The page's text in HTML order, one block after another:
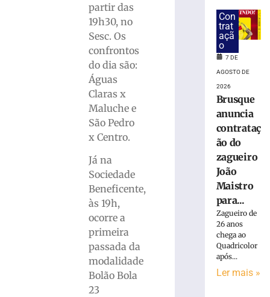
partir das
19h30, no
Sesc. Os
confrontos
do dia são:
Águas
Claras x
Maluche e
São Pedro
x Centro.
Já na
Sociedade
Beneficente,
às 19h,
ocorre a
primeira
passada da
modalidade
Bolão Bola
23
Campeonato
Estadual
Bruscão
trabalha
organização
defensiva
parada
antes
duelo
Con
trat
açã
o
7 DE
AGOSTO DE
2026
Brusque
anuncia
contrataç
ão do
zagueiro
João
Maistro
para...
Zagueiro de
26 anos
chega ao
Quadricolor
após...
Ler mais »